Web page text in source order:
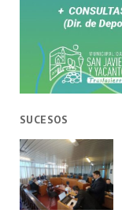
SUCESOS